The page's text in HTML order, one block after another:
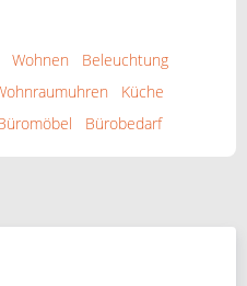
Wohnen
Beleuchtung
Küche
Bürobedarf